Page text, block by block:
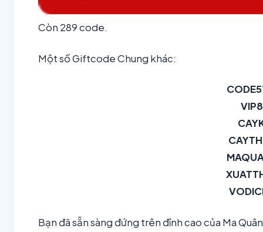
Còn 289 code.
Một số Giftcode Chung khác:
Bạn đã sẵn sàng đứng trên đỉnh cao của Ma